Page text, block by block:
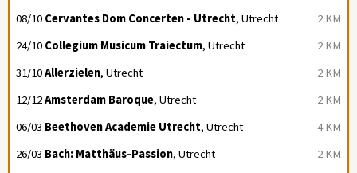
2 KM
08/10 Cervantes Dom Concerten - Utrecht, Utrecht
2 KM
24/10 Collegium Musicum Traiectum, Utrecht
2 KM
31/10Allerzielen, Utrecht
2 KM
12/12Amsterdam Baroque, Utrecht
4 KM
06/03 Beethoven Academie Utrecht, Utrecht
2 KM
26/03 Bach: Matthäus-Passion, Utrecht